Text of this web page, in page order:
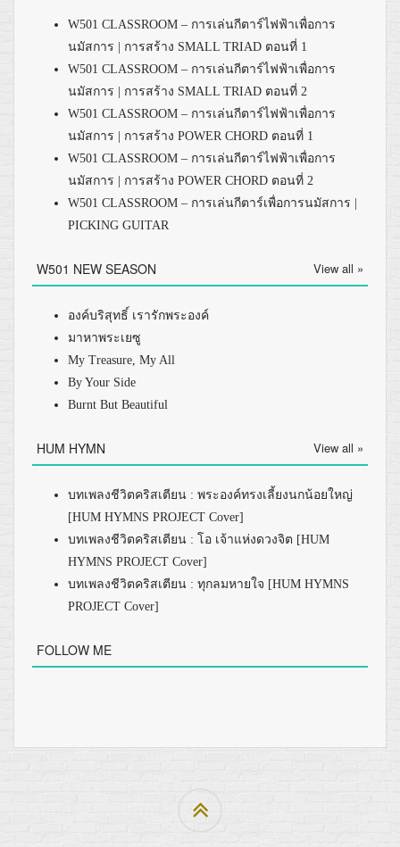
W501 CLASSROOM – การเล่นกีตาร์ไฟฟ้าเพื่อการ
นมัสการ | การสร้าง SMALL TRIAD ตอนที่ 1
W501 CLASSROOM – การเล่นกีตาร์ไฟฟ้าเพื่อการ
นมัสการ | การสร้าง SMALL TRIAD ตอนที่ 2
W501 CLASSROOM – การเล่นกีตาร์ไฟฟ้าเพื่อการ
นมัสการ | การสร้าง POWER CHORD ตอนที่ 1
W501 CLASSROOM – การเล่นกีตาร์ไฟฟ้าเพื่อการ
นมัสการ | การสร้าง POWER CHORD ตอนที่ 2
W501 CLASSROOM – การเล่นกีตาร์เพื่อการนมัสการ |
PICKING GUITAR
W501 NEW SEASON View all »
องค์บริสุทธิ์ เรารักพระองค์
มาหาพระเยซู
My Treasure, My All
By Your Side
Burnt But Beautiful
HUM HYMN View all »
บทเพลงชีวิตคริสเตียน : พระองค์ทรงเลี้ยงนกน้อยใหญ่
[HUM HYMNS PROJECT Cover]
บทเพลงชีวิตคริสเตียน : โอ เจ้าแห่งดวงจิต [HUM
HYMNS PROJECT Cover]
บทเพลงชีวิตคริสเตียน : ทุกลมหายใจ [HUM HYMNS
PROJECT Cover]
FOLLOW ME